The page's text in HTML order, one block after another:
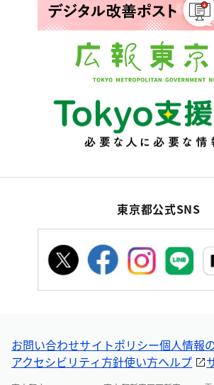
東京都公式SNS
お問い合わせサイトポリシー個人情報
アクセシビリティ方針使い方ヘルプ